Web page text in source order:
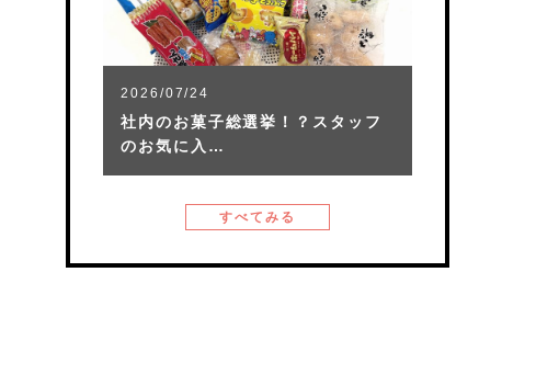
2026/07/24
社内のお菓子総選挙！？スタッフ
のお気に入…
すべてみる